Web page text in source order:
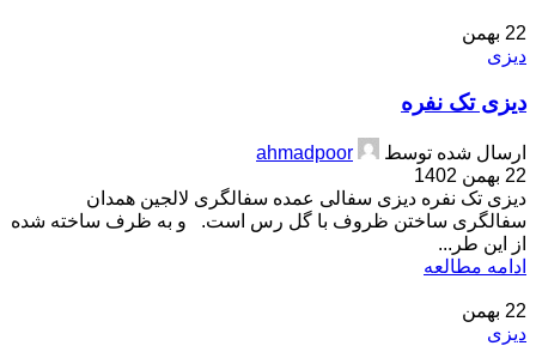
22 بهمن
دیزی
دیزی تک نفره
ارسال شده توسط
ahmadpoor
22 بهمن 1402
دیزی تک نفره دیزی سفالی عمده سفالگری لالجین همدان
سفالگری ساختن ظروف با گل رس است. و به ظرف ساخته شده
از این طر...
ادامه مطالعه
22 بهمن
دیزی